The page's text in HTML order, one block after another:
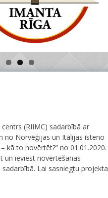
(RIIMC) sadarbībā ar
no Norvēģijas un Itālijas īsteno
kā to novērtēt?” no 01.01.2020.
un ieviest novērtēšanas
Lai sasniegtu projekta